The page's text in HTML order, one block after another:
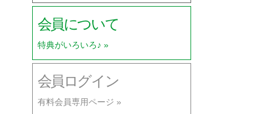
会員について
特典がいろいろ♪ »
会員ログイン
有料会員専用ページ »